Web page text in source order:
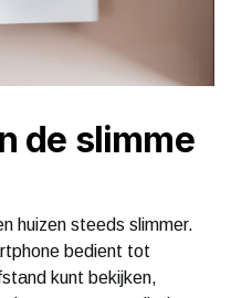
de slimme
huizen steeds slimmer.
bedient tot
kunt bekijken,